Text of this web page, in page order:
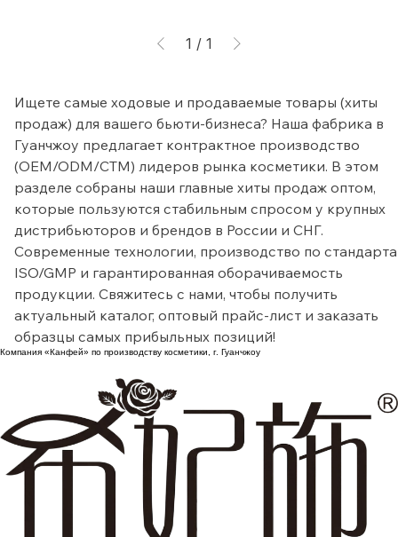
Ищете самые ходовые и продаваемые товары (хиты
продаж) для вашего бьюти-бизнеса? Наша фабрика в
Гуанчжоу предлагает контрактное производство
(OEM/ODM/СТМ) лидеров рынка косметики. В этом
разделе собраны наши главные хиты продаж оптом,
которые пользуются стабильным спросом у крупных
дистрибьюторов и брендов в России и СНГ.
Современные технологии, производство по
ISO/GMP и гарантированная оборачиваемость
продукции. Свяжитесь с нами, чтобы получить
актуальный каталог, оптовый прайс-лист и заказать
Компания «Канфей» по производству косметики, г. Гуанчжоу